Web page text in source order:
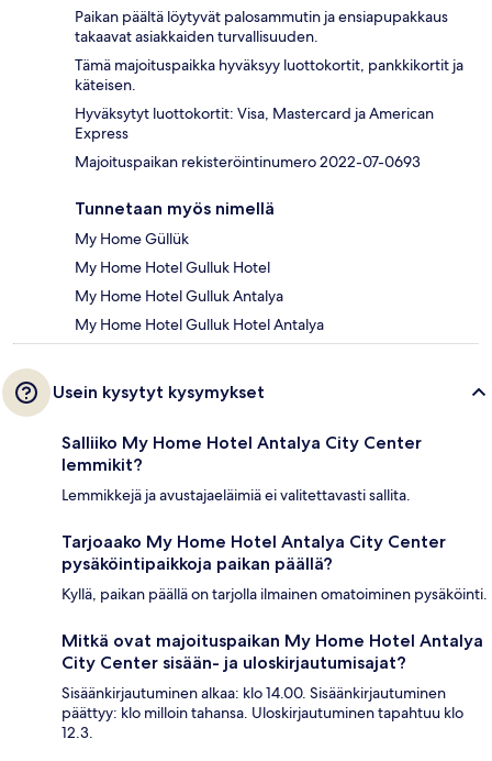
Paikan päältä löytyvät palosammutin ja ensiapupakkaus
takaavat asiakkaiden turvallisuuden.
Tämä majoituspaikka hyväksyy luottokortit, pankkikortit ja
käteisen.
Hyväksytyt luottokortit: Visa, Mastercard ja American
Express
Majoituspaikan rekisteröintinumero 2022-07-0693
Tunnetaan myös nimellä
My Home Güllük
My Home Hotel Gulluk Hotel
My Home Hotel Gulluk Antalya
My Home Hotel Gulluk Hotel Antalya
Usein kysytyt kysymykset
Salliiko My Home Hotel Antalya City Center
lemmikit?
Lemmikkejä ja avustajaeläimiä ei valitettavasti sallita.
Tarjoaako My Home Hotel Antalya City Center
pysäköintipaikkoja paikan päällä?
Kyllä, paikan päällä on tarjolla ilmainen omatoiminen pysäköinti.
Mitkä ovat majoituspaikan My Home Hotel Antalya
City Center sisään- ja uloskirjautumisajat?
Sisäänkirjautuminen alkaa: klo 14.00. Sisäänkirjautuminen
päättyy: klo milloin tahansa. Uloskirjautuminen tapahtuu klo
12.3.